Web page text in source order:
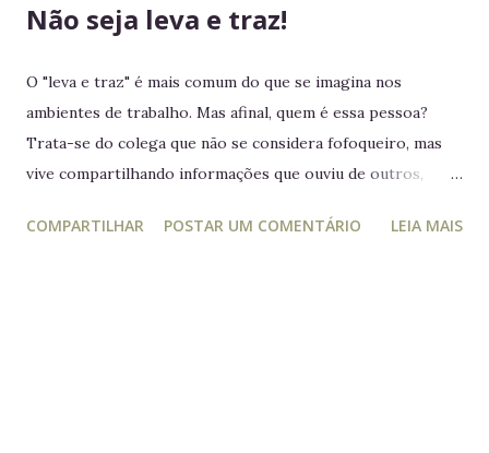
Não seja leva e traz!
O "leva e traz" é mais comum do que se imagina nos
ambientes de trabalho. Mas afinal, quem é essa pessoa?
Trata-se do colega que não se considera fofoqueiro, mas
vive compartilhando informações que ouviu de outros,
prática, ele manipula e desagrega, usando informações
COMPARTILHAR POSTAR UM COMENTÁRIO LEIA MAIS